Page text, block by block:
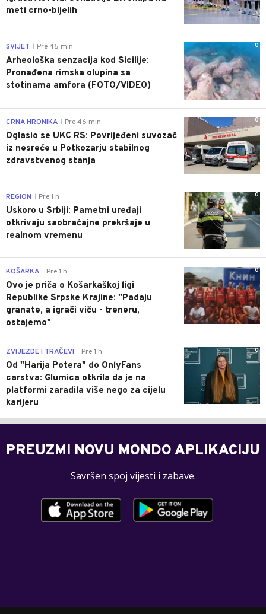
meti crno-bijelih
0
SVIJET Pre 45 min
Arheološka senzacija kod Sicilije:
Pronađena rimska olupina sa
stotinama amfora (FOTO/VIDEO)
0
CRNA HRONIKA Pre 46 min
Oglasio se UKC RS: Povrijeđeni suvozač
iz nesreće u Potkozarju stabilnog
zdravstvenog stanja
0
REGION Pre 1 h
Uskoro u Srbiji: Pametni uređaji
otkrivaju saobraćajne prekršaje u
realnom vremenu
0
KOŠARKA Pre 1 h
Ovo je priča o Košarkaškoj ligi
Republike Srpske Krajine: "Padaju
granate, a igrači viču - treneru,
ostajemo"
0
ZVIJEZDE I TRAČEVI Pre 1 h
Od "Harija Potera" do OnlyFans
carstva: Glumica otkrila da je na
platformi zaradila više nego za cijelu
karijeru
PREUZMI NOVU MONDO APLIKACIJU
Savršen spoj vijesti i zabave.